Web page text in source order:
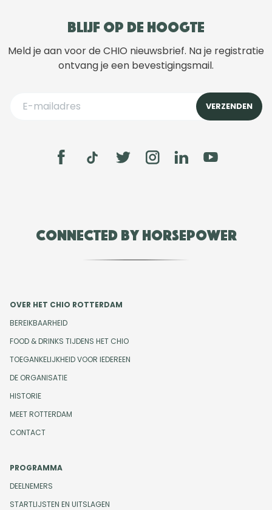
Blijf op de hoogte
Meld je aan voor de CHIO nieuwsbrief. Na je registratie
ontvang je een bevestigingsmail.
Connected by Horsepower
OVER HET CHIO ROTTERDAM
BEREIKBAARHEID
FOOD & DRINKS TIJDENS HET CHIO
TOEGANKELIJKHEID VOOR IEDEREEN
DE ORGANISATIE
HISTORIE
MEET ROTTERDAM
CONTACT
PROGRAMMA
DEELNEMERS
STARTLIJSTEN EN UITSLAGEN